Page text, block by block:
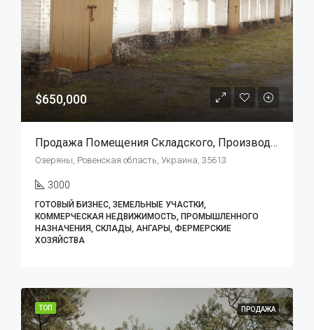
$650,000
Продажа Помещения Складского, Производственного Типа.
Озеряны, Ровенская область, Украина, 35613
3000
ГОТОВЫЙ БИЗНЕС, ЗЕМЕЛЬНЫЕ УЧАСТКИ,
КОММЕРЧЕСКАЯ НЕДВИЖИМОСТЬ, ПРОМЫШЛЕННОГО
НАЗНАЧЕНИЯ, СКЛАДЫ, АНГАРЫ, ФЕРМЕРСКИЕ
ХОЗЯЙСТВА
ТОП ПРОДАЖА